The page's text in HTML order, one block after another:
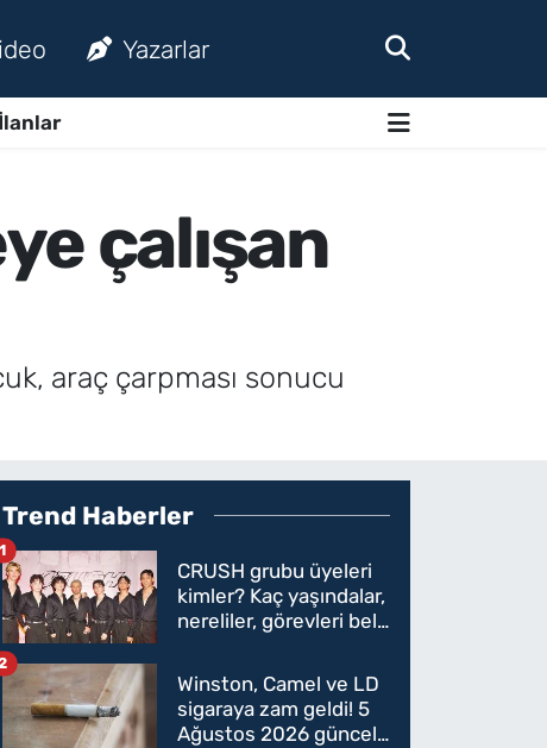
Yazarlar
çalışan
araç çarpması sonucu
Trend Haberler
CRUSH grubu üyeleri
kimler? Kaç yaşındalar,
nereliler, görevleri belli
1
Winston, Camel ve LD
sigaraya zam geldi! 5
Ağustos 2026 güncel